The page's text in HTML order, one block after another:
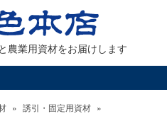
農業用資材をお届けします
» 誘引・固定用資材 »